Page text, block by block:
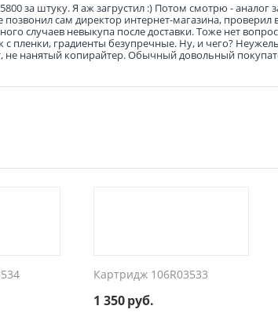
за штуку. Я аж загрустил :) Потом смотрю - аналог
сам директор интернет-магазина, проверил
случаев невыкупа после доставки. Тоже нет
пленки, градиенты безупречные. Ну, и чего?
нанятый копирайтер. Обычный довольный
Картридж 106R03533
1 350руб.